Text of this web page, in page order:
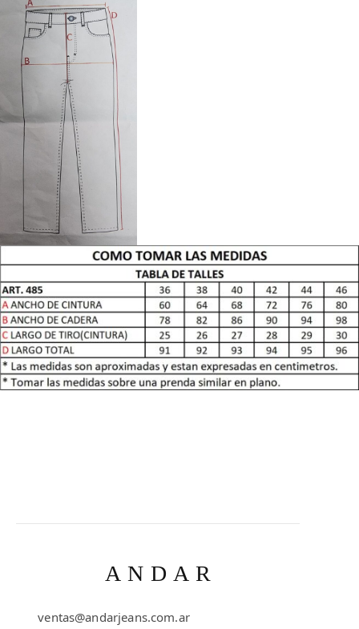
ANDAR
ventas@andarjeans.com.ar